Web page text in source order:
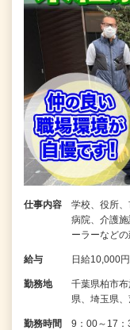
仕事内容
学校、役所
病院、介護
ーラーなど
給与 日給10,000
勤務地
千葉県柏市
県、埼玉県
勤務時間
9：00～17